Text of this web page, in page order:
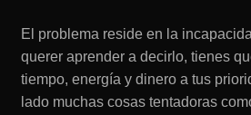
El problema reside en la
querer aprender a decirlo, tienes
tiempo, energía y dinero a tus
lado muchas cosas tentadoras